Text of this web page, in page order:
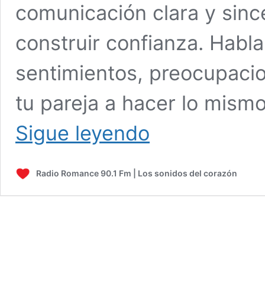
comunicación clara y
construir confianza.
sentimientos,
tu pareja a hacer lo
Sigue leyendo
CONFIANZA
Radio Romance 90.1 Fm | Los sonidos del corazón